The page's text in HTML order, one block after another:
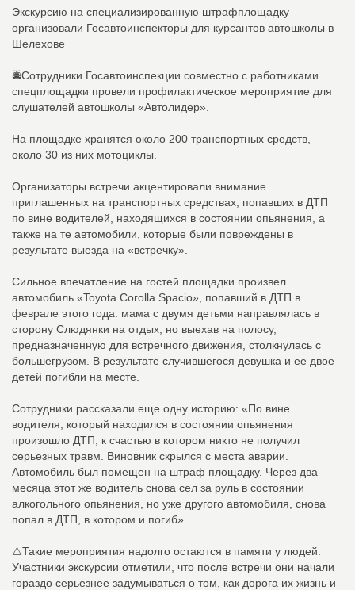
Экскурсию на специализированную штрафплощадку
организовали Госавтоинспекторы для курсантов автошколы в
Шелехове
🚔Сотрудники Госавтоинспекции совместно с работниками
спецплощадки провели профилактическое мероприятие для
слушателей автошколы «Автолидер».
На площадке хранятся около 200 транспортных средств,
около 30 из них мотоциклы.
Организаторы встречи акцентировали внимание
приглашенных на транспортных средствах, попавших в ДТП
по вине водителей, находящихся в состоянии опьянения, а
также на те автомобили, которые были повреждены в
результате выезда на «встречку».
Сильное впечатление на гостей площадки произвел
автомобиль «Toyota Corolla Spacio», попавший в ДТП в
феврале этого года: мама с двумя детьми направлялась в
сторону Слюдянки на отдых, но выехав на полосу,
предназначенную для встречного движения, столкнулась с
большегрузом. В результате случившегося девушка и ее двое
детей погибли на месте.
Сотрудники рассказали еще одну историю: «По вине
водителя, который находился в состоянии опьянения
произошло ДТП, к счастью в котором никто не получил
серьезных травм. Виновник скрылся с места аварии.
Автомобиль был помещен на штраф площадку. Через два
месяца этот же водитель снова сел за руль в состоянии
алкогольного опьянения, но уже другого автомобиля, снова
попал в ДТП, в котором и погиб».
⚠️Такие мероприятия надолго остаются в памяти у людей.
Участники экскурсии отметили, что после встречи они начали
гораздо серьезнее задумываться о том, как дорога их жизнь и